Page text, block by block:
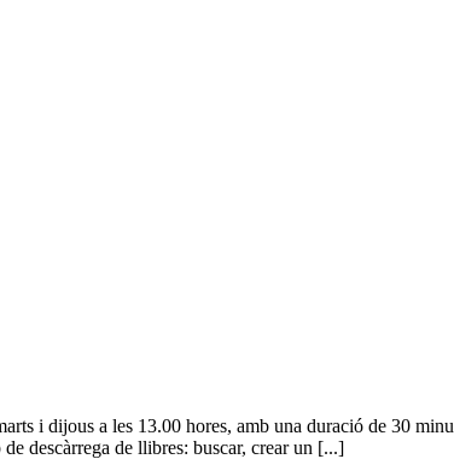
i dijous a les 13.00 hores, amb una duració de 30
descàrrega de llibres: buscar, crear un [...]